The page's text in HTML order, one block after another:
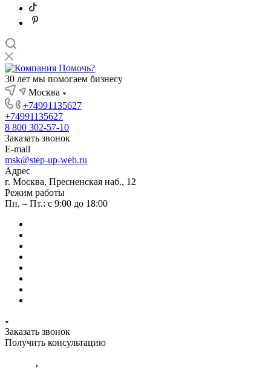
30 лет мы помогаем бизнесу
Москва
+74991135627
+74991135627
8 800 302-57-10
Заказать звонок
E-mail
msk@step-up-web.ru
Адрес
г. Москва, Пресненская наб., 12
Режим работы
Пн. – Пт.: с 9:00 до 18:00
Заказать звонок
Получить консультацию